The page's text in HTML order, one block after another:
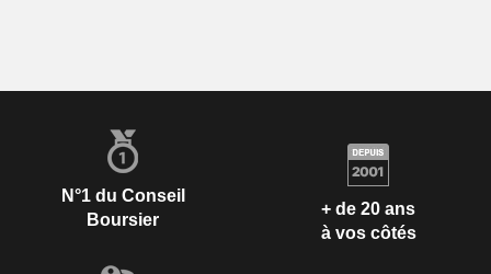
N°1 du Conseil
Boursier
+ de 20 ans
à vos côtés